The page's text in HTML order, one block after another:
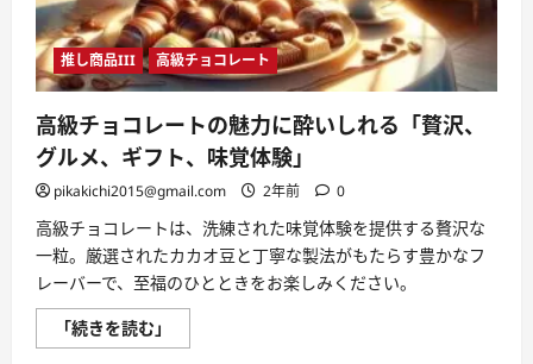
す
賢
い
予
約
ガ
ド
に
つ
て
ら
に
読
む
集】
東
京-
新
千
歳
が
驚
愕
の
4,520
円
か
ら！
紅
葉、
温
を
推し商品III 高級チョコレート
高級チョコレートの魅力に酔いしれる「贅沢、
グルメ、ギフト、味覚体験」
pikakichi2015@gmail.com 2年前 0
高級チョコレートは、洗練された味覚体験を提供する贅沢な
一粒。厳選されたカカオ豆と丁寧な製法がもたらす豊かなフ
レーバーで、至福のひとときをお楽しみください。
「続きを読む」
級